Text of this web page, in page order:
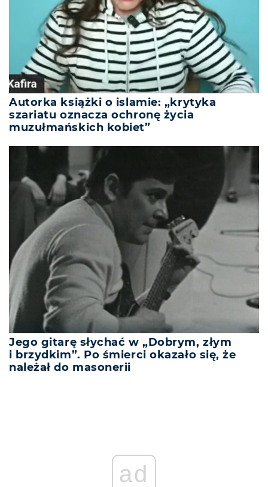
Autorka książki o islamie: „krytyka
szariatu oznacza ochronę życia
muzułmańskich kobiet”
Jego gitarę słychać w „Dobrym, złym
i brzydkim”. Po śmierci okazało się, że
należał do masonerii
ad